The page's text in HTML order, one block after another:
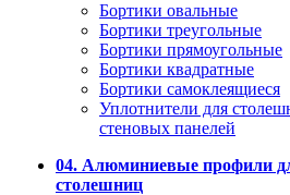
Бортики овальные
Бортики треугольные
Бортики прямоугольные
Бортики квадратные
Бортики самоклеящиеся
Уплотнители для
стеновых панелей
04. Алюминиевые профили
столешниц